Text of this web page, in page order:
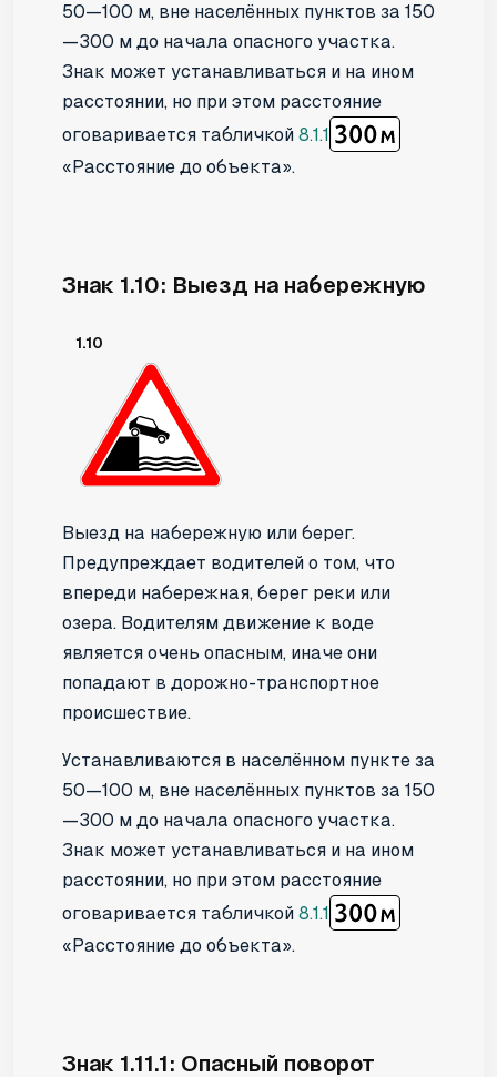
50—100 м, вне населённых пунктов за 150
—300 м до начала опасного участка.
Знак может устанавливаться и на ином
расстоянии, но при этом расстояние
оговаривается табличкой 8.1.1
«Расстояние до объекта».
Знак 1.10: Выезд на набережную
1.10
Выезд на набережную или берег.
Предупреждает водителей о том, что
впереди набережная, берег реки или
озера. Водителям движение к воде
является очень опасным, иначе они
попадают в дорожно-транспортное
происшествие.
Устанавливаются в населённом пункте за
50—100 м, вне населённых пунктов за 150
—300 м до начала опасного участка.
Знак может устанавливаться и на ином
расстоянии, но при этом расстояние
оговаривается табличкой 8.1.1
«Расстояние до объекта».
Знак 1.11.1: Опасный поворот